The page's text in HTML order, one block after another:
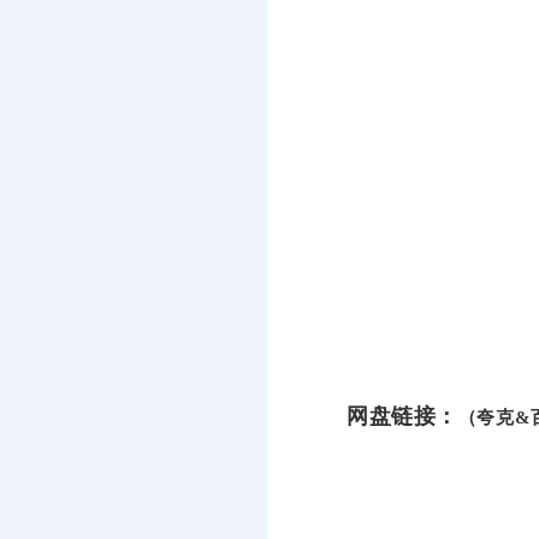
网盘链接： （夸克&